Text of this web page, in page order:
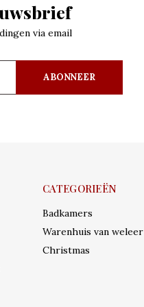
via email
ABONNEER
CATEGORIEËN
Badkamers
Warenhuis van weleer
Christmas